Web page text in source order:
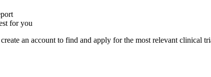
for you
create an account to find and apply for the most relevant clinical